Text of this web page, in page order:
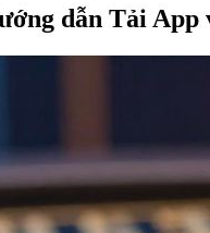
dẫn Tải